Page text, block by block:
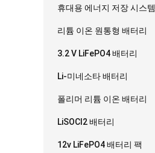
휴대용 에너지 저장 시스템
리튬 이온 원통형 배터리
3.2 V LiFePO4 배터리
Li-미네소타 배터리
폴리머 리튬 이온 배터리
LiSOCl2 배터리
12v LiFePO4 배터리 팩